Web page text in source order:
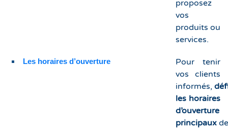
proposez
vos
produits ou
services.
Les horaires d’ouverture
Pour tenir
vos clients
informés,
les horaires
d’ouverture
principaux de